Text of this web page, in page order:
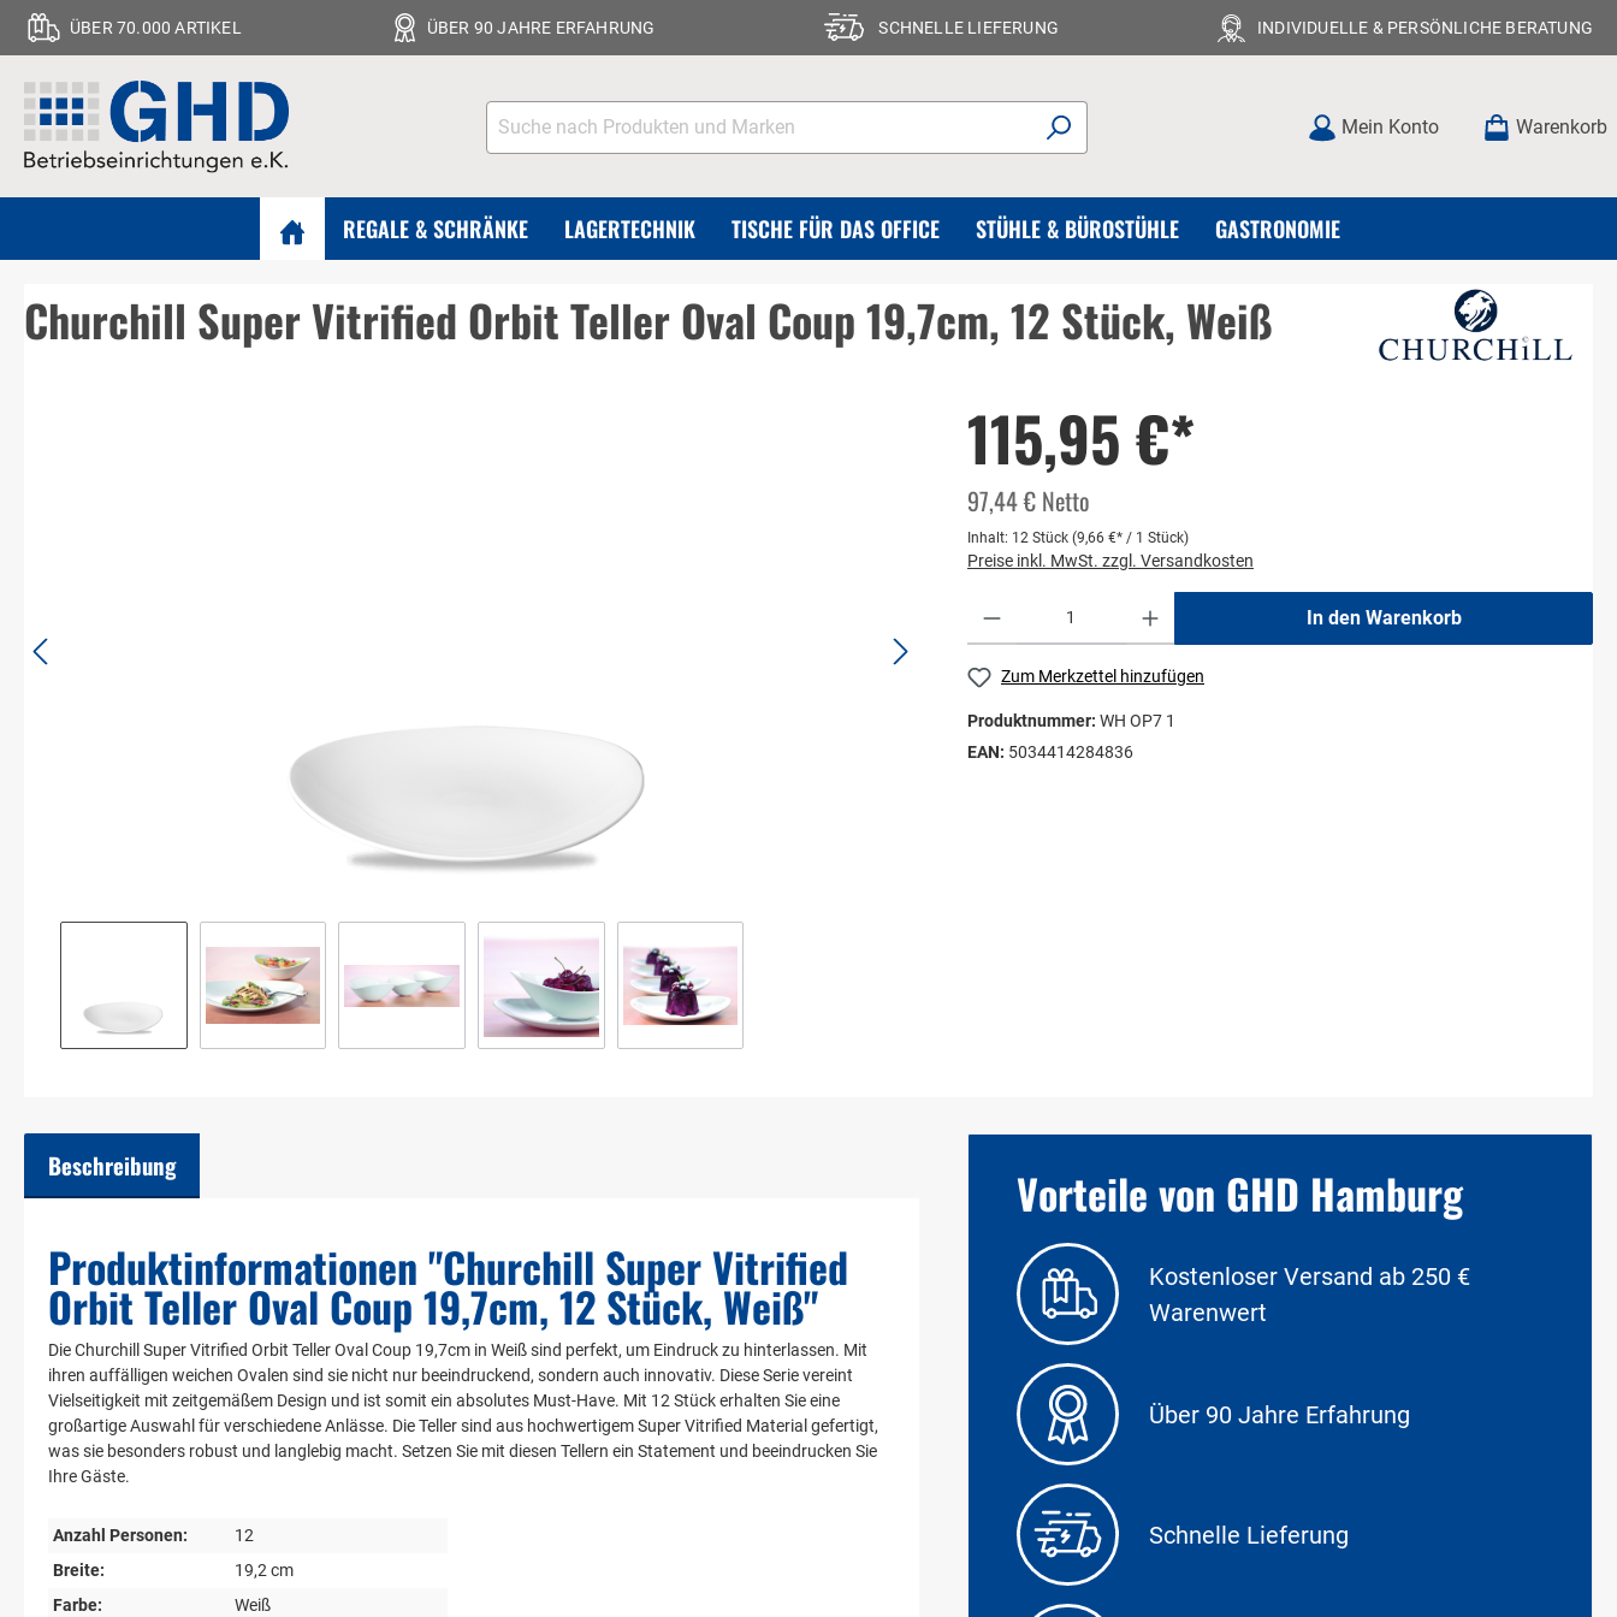
ÜBER 70.000 ARTIKEL ÜBER 90 JAHRE ERFAHRUNG SCHNELLE LIEFERUNG INDIVIDUELLE & PERSÖNLICHE BERATUNG
Mein Konto Warenkorb
REGALE & SCHRÄNKE LAGERTECHNIK TISCHE FÜR DAS OFFICE STÜHLE & BÜROSTÜHLE GASTRONOMIE
Churchill Super Vitrified Orbit Teller Oval Coup 19,7cm, 12 Stück, Weiß
115,95 €*
97,44 € Netto
Inhalt: 12 Stück (9,66 €* / 1 Stück)
Preise inkl. MwSt. zzgl. Versandkosten
In den Warenkorb
Zum Merkzettel hinzufügen
Produktnummer: WH OP7 1
EAN: 5034414284836
Beschreibung
Produktinformationen "Churchill Super Vitrified
Orbit Teller Oval Coup 19,7cm, 12 Stück, Weiß"
Die Churchill Super Vitrified Orbit Teller Oval Coup 19,7cm in Weiß sind perfekt, um Eindruck zu hinterlassen. Mit
ihren auffälligen weichen Ovalen sind sie nicht nur beeindruckend, sondern auch innovativ. Diese Serie vereint
Vielseitigkeit mit zeitgemäßem Design und ist somit ein absolutes Must-Have. Mit 12 Stück erhalten Sie eine
großartige Auswahl für verschiedene Anlässe. Die Teller sind aus hochwertigem Super Vitrified Material gefertigt,
was sie besonders robust und langlebig macht. Setzen Sie mit diesen Tellern ein Statement und beeindrucken Sie
Ihre Gäste.
Anzahl Personen:
12
Breite:
19,2 cm
Farbe:
Weiß
Vorteile von GHD Hamburg
Kostenloser Versand ab 250 €
Warenwert
Über 90 Jahre Erfahrung
Schnelle Lieferung